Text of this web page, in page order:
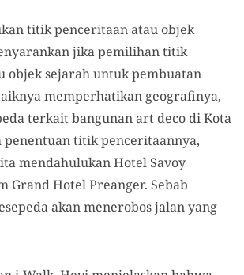
titik penceritaan atau objek
jika pemilihan titik
objek sejarah untuk pembuatan
memperhatikan geografinya,
terkait bangunan art deco di Kota
penentuan titik penceritaannya,
mendahulukan Hotel Savoy
Grand Hotel Preanger. Sebab
akan menerobos jalan yang